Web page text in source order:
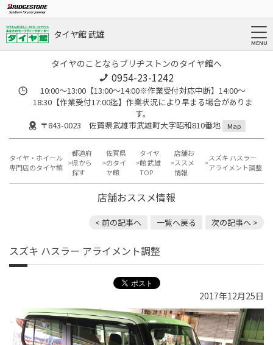
タイヤ館 武雄
タイヤのことならブリヂストンのタイヤ館へ
0954-23-1242
10:00～13:00【13:00～14:00※作業受付対応中断】14:00～
18:30【作業受付17:00迄】作業状況により早まる場合がありま
す。
〒843-0023 佐賀県武雄市武雄町大字昭和810番地
Map
タイヤ・ホイール
専門店のタイヤ館
都道府
県から
探す
佐賀県
のタイ
ヤ館
タイヤ
館 武雄
TOP
店舗お
ススメ
情報
スズキ ハスラー
アライメント調整
店舗おススメ情報
< 前の記事へ 一覧へ戻る 次の記事へ >
スズキ ハスラー アライメント調整
2017年12月25日